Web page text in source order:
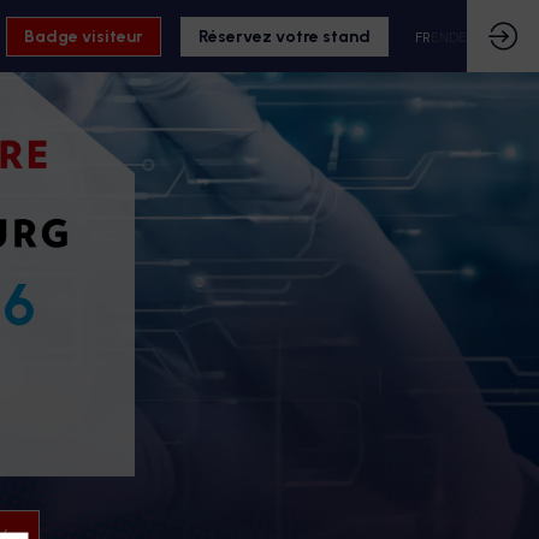
Badge visiteur Réservez votre stand FR